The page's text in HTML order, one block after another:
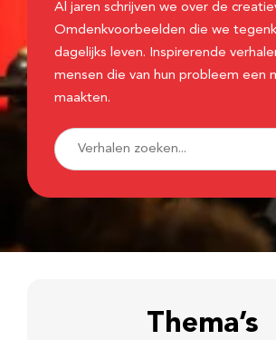
Al jaren schrijven we over de
Omdenkvoorbeelden die we
dagelijks leven. Inspirerende
mensen die van hun probleem een
maakten.
Thema’s